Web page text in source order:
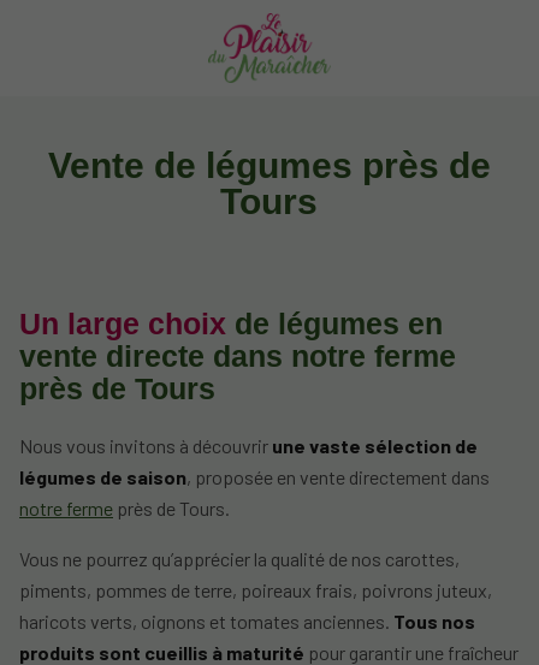
Vente de légumes près de
Tours
Un large choix de légumes en
vente directe dans notre ferme
près de Tours
Nous vous invitons à découvrir une vaste sélection de
légumes de saison, proposée en vente directement dans
notre ferme près de Tours.
Vous ne pourrez qu’apprécier la qualité de nos carottes,
piments, pommes de terre, poireaux frais, poivrons juteux,
haricots verts, oignons et tomates anciennes. Tous nos
produits sont cueillis à maturité pour garantir une fraîcheur